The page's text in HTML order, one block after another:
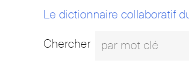
Le dictionnaire collaboratif
Chercher